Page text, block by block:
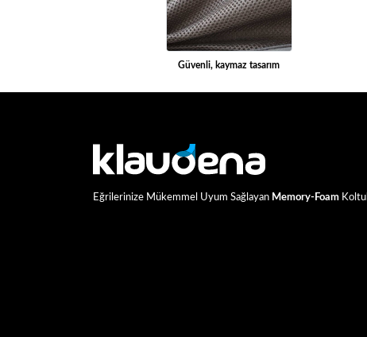
Güvenli, kaymaz tasarım
Eğrilerinize Mükemmel Uyum Sağlayan Memory-Foam